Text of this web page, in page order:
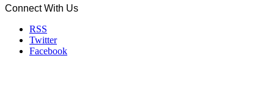
Connect With Us
RSS
Twitter
Facebook